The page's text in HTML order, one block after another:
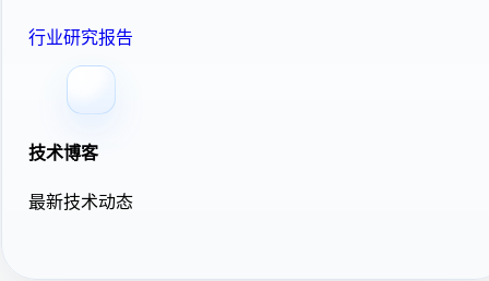
行业研究报告
技术博客
最新技术动态